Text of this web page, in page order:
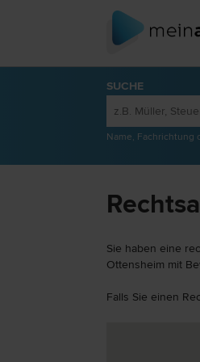
SUCHE
Name, Fachrichtung
Sie haben eine
Ottensheim mit
Falls Sie einen